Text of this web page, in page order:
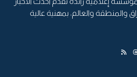
والمنطقة والعالم، بمهنية عالية